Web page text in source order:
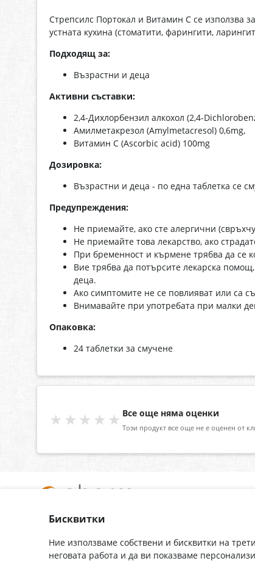
Стрепсилс Портокал и Витамин С се използва
устната кухина (стоматити, фарингити,
Подходящ за:
Възрастни и деца
Активни съставки:
2,4-Дихлорбензил алкохол (2,4-
Амилметакрезол (Amylmetacresol) 0,6mg,
Витамин С (Ascorbic acid) 100mg
Дозировка:
Възрастни и деца - по една таблетка се
Предупреждения:
He приемайте, ако сте алергични
Не приемайте това лекарство, ако
При бременност и кърмене трябва да се
Вие трябва да потърсите лекарска
деца.
Ако симптомите не се повлияват или са
Внимавайте при употребата при малки
Опаковка:
24 таблетки за смучене
★★★★★ Все още няма оценки
Този продукт все още не е оценен от
За нас
Контакти
Полезни връзки
Доставка
Гаранция
Плащане
Бисквитки
Ние използваме собствени и бисквитки на
неговата работа и да ви показваме